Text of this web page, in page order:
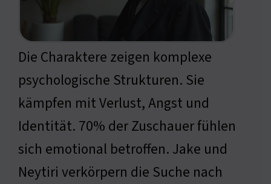
Die Charaktere zeigen komplexe
psychologische Strukturen. Sie
kämpfen mit Verlust, Angst und
Identität. 70% der Zuschauer fühlen
sich emotional betroffen. Jake und
Neytiri verkörpern die Suche nach